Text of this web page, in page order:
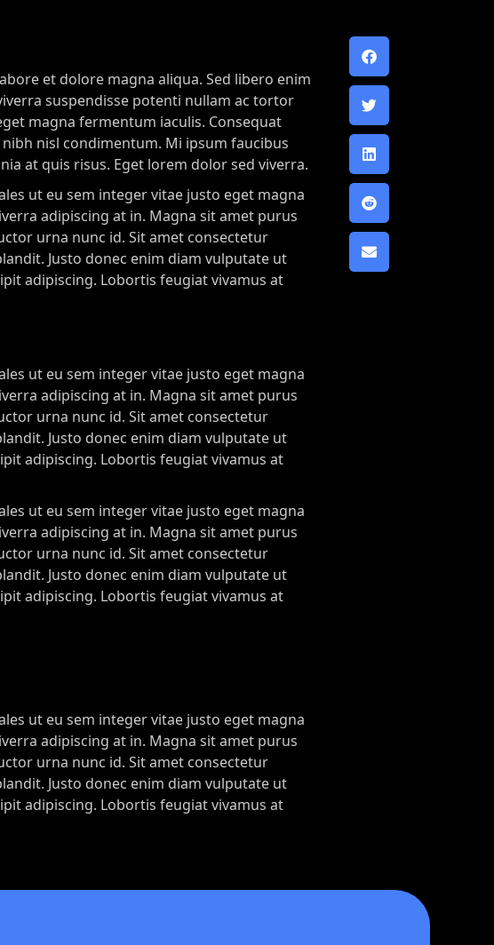
et dolore magna aliqua. Sed libero enim
suspendisse potenti nullam ac tortor
magna fermentum iaculis. Consequat
nisl condimentum. Mi ipsum faucibus
at quis risus. Eget lorem dolor sed viverra.
ut eu sem integer vitae justo eget magna
adipiscing at in. Magna sit amet purus
urna nunc id. Sit amet consectetur
Justo donec enim diam vulputate ut
adipiscing. Lobortis feugiat vivamus at
ut eu sem integer vitae justo eget magna
adipiscing at in. Magna sit amet purus
urna nunc id. Sit amet consectetur
Justo donec enim diam vulputate ut
adipiscing. Lobortis feugiat vivamus at
ut eu sem integer vitae justo eget magna
adipiscing at in. Magna sit amet purus
urna nunc id. Sit amet consectetur
Justo donec enim diam vulputate ut
adipiscing. Lobortis feugiat vivamus at
ut eu sem integer vitae justo eget magna
adipiscing at in. Magna sit amet purus
urna nunc id. Sit amet consectetur
Justo donec enim diam vulputate ut
adipiscing. Lobortis feugiat vivamus at